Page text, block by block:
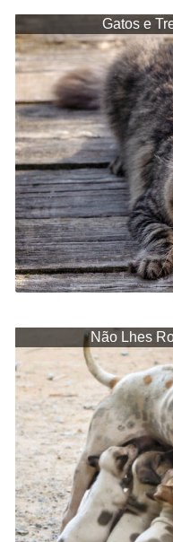
Gatos e
Não Lhes